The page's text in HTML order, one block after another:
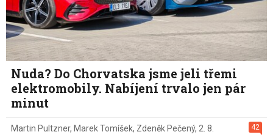
Nuda? Do Chorvatska jsme jeli třemi
elektromobily. Nabíjení trvalo jen pár
minut
42
Martin Pultzner, Marek Tomíšek, Zdeněk Pečený, 2. 8.